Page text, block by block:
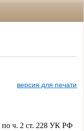
версия для печати
по ч. 2 ст. 228 УК РФ